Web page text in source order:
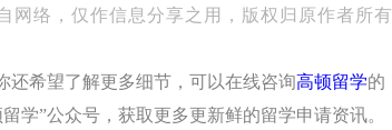
网络，仅作信息分享之用，版权归原作者所有
还希望了解更多细节，可以在线咨询高顿留学的
学”公众号，获取更多更新鲜的留学申请资讯。